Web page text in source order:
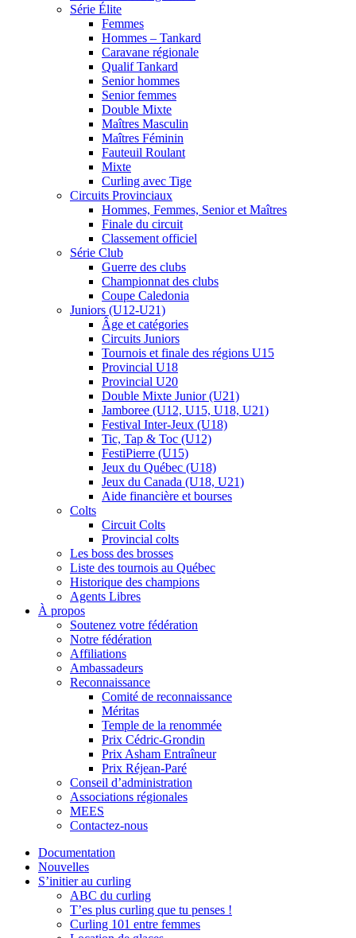
Série Élite
Femmes
Hommes – Tankard
Caravane régionale
Qualif Tankard
Senior hommes
Senior femmes
Double Mixte
Maîtres Masculin
Maîtres Féminin
Fauteuil Roulant
Mixte
Curling avec Tige
Circuits Provinciaux
Hommes, Femmes, Senior et Maîtres
Finale du circuit
Classement officiel
Série Club
Guerre des clubs
Championnat des clubs
Coupe Caledonia
Juniors (U12-U21)
Âge et catégories
Circuits Juniors
Tournois et finale des régions U15
Provincial U18
Provincial U20
Double Mixte Junior (U21)
Jamboree (U12, U15, U18, U21)
Festival Inter-Jeux (U18)
Tic, Tap & Toc (U12)
FestiPierre (U15)
Jeux du Québec (U18)
Jeux du Canada (U18, U21)
Aide financière et bourses
Colts
Circuit Colts
Provincial colts
Les boss des brosses
Liste des tournois au Québec
Historique des champions
Agents Libres
À propos
Soutenez votre fédération
Notre fédération
Affiliations
Ambassadeurs
Reconnaissance
Comité de reconnaissance
Méritas
Temple de la renommée
Prix Cédric-Grondin
Prix Asham Entraîneur
Prix Réjean-Paré
Conseil d’administration
Associations régionales
MEES
Contactez-nous
Documentation
Nouvelles
S’initier au curling
ABC du curling
T’es plus curling que tu penses !
Curling 101 entre femmes